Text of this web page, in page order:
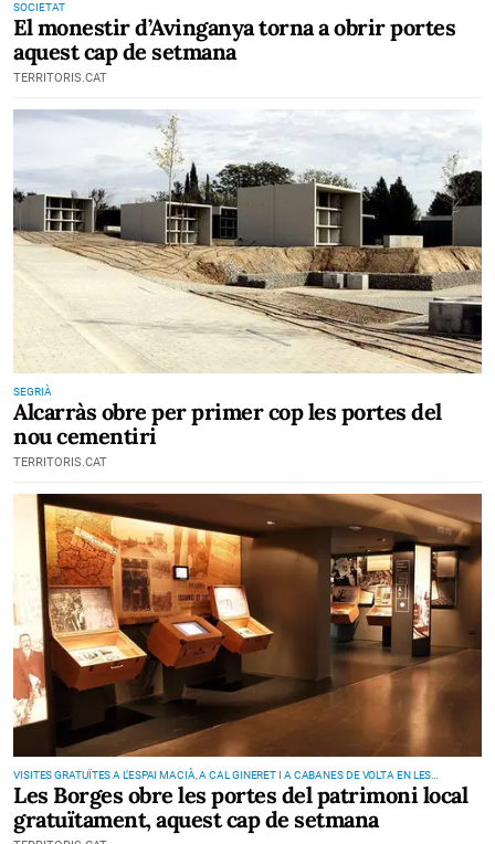
SOCIETAT
El monestir d’Avinganya torna a obrir portes
aquest cap de setmana
TERRITORIS.CAT
SEGRIÀ
Alcarràs obre per primer cop les portes del
nou cementiri
TERRITORIS.CAT
VISITES GRATUÏTES A L’ESPAI MACIÀ, A CAL GINERET I A CABANES DE VOLTA EN LES
JORNADES EUROPEES DEL PATRIMONI
Les Borges obre les portes del patrimoni local
gratuïtament, aquest cap de setmana